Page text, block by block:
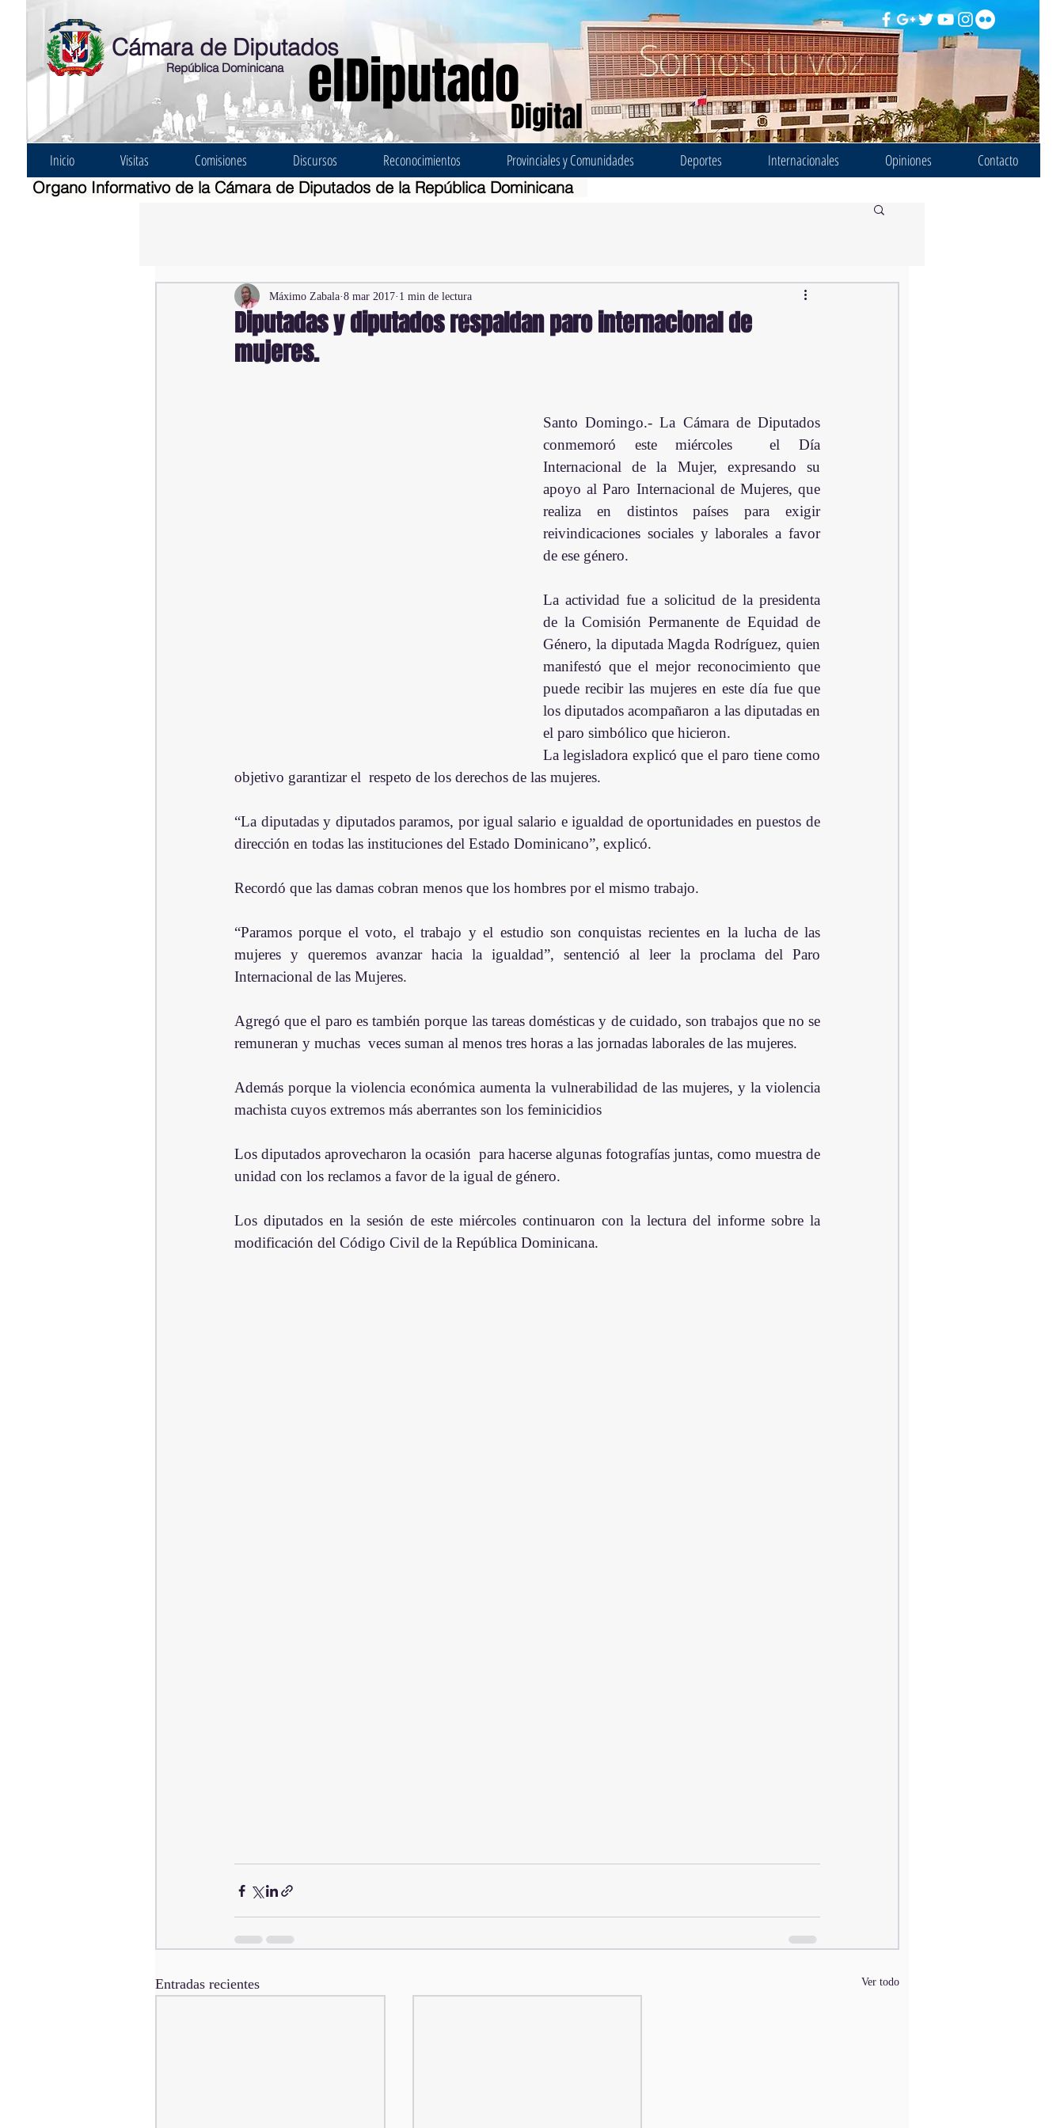
Digital
elDiputado
Cámara de Diputados
República Dominicana
Inicio Visitas Comisiones Discursos Reconocimientos Provinciales y Comunidades Deportes Internacionales Opiniones Contacto
Organo Informativo de la Cámara de Diputados de la República Dominicana
Diputadas y diputados respaldan paro internacional de
mujeres.
Máximo Zabala 8 mar 2017 1 min de lectura
Santo Domingo.- La Cámara de Diputados
conmemoró este miércoles  el Día
Internacional de la Mujer, expresando su
apoyo al Paro Internacional de Mujeres, que
realiza en distintos países para exigir
reivindicaciones sociales y laborales a favor
de ese género.
La actividad fue a solicitud de la presidenta
de la Comisión Permanente de Equidad de
Género, la diputada Magda Rodríguez, quien
manifestó que el mejor reconocimiento que
puede recibir las mujeres en este día fue que
los diputados acompañaron a las diputadas en
el paro simbólico que hicieron.
La legisladora explicó que el paro tiene como
objetivo garantizar el  respeto de los derechos de las mujeres.
“La diputadas y diputados paramos, por igual salario e igualdad de oportunidades en puestos de
dirección en todas las instituciones del Estado Dominicano”, explicó.
Recordó que las damas cobran menos que los hombres por el mismo trabajo.
“Paramos porque el voto, el trabajo y el estudio son conquistas recientes en la lucha de las
mujeres y queremos avanzar hacia la igualdad”, sentenció al leer la proclama del Paro
Internacional de las Mujeres.
Agregó que el paro es también porque las tareas domésticas y de cuidado, son trabajos que no se
remuneran y muchas  veces suman al menos tres horas a las jornadas laborales de las mujeres.
Además porque la violencia económica aumenta la vulnerabilidad de las mujeres, y la violencia
machista cuyos extremos más aberrantes son los feminicidios
Los diputados aprovecharon la ocasión  para hacerse algunas fotografías juntas, como muestra de
unidad con los reclamos a favor de la igual de género.
Los diputados en la sesión de este miércoles continuaron con la lectura del informe sobre la
modificación del Código Civil de la República Dominicana.
Entradas recientes Ver todo